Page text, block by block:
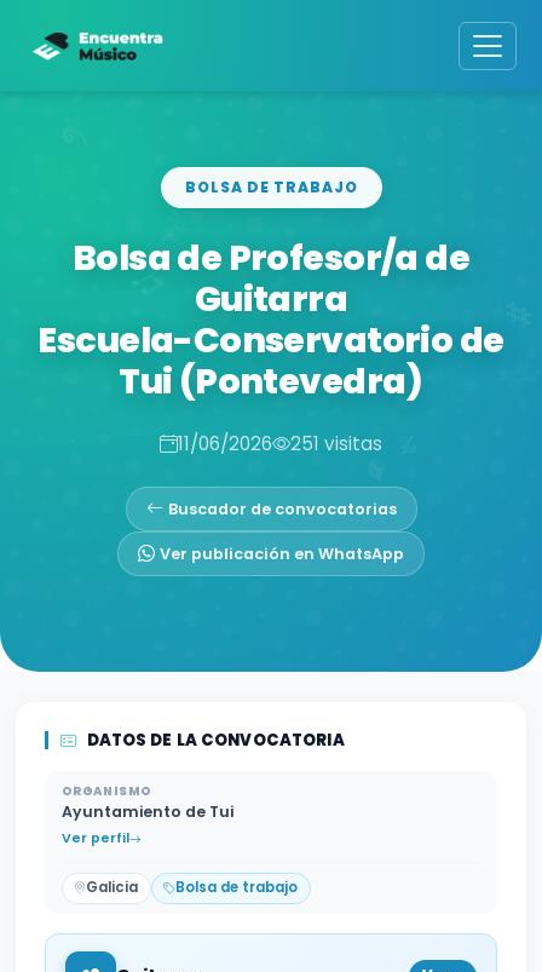
BOLSA DE TRABAJO
Bolsa de Profesor/a de
Guitarra
Escuela-Conservatorio de
Tui (Pontevedra)
11/06/2026 251 visitas
Buscador de convocatorias
Ver publicación en WhatsApp
DATOS DE LA CONVOCATORIA
ORGANISMO
Ayuntamiento de Tui
Ver perfil
Galicia Bolsa de trabajo